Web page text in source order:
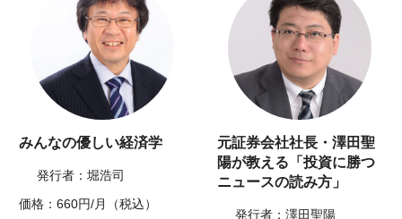
みんなの優しい経済学
発行者：堀浩司
価格：660円/月（税込）
元証券会社社長・澤田聖
陽が教える「投資に勝つ
ニュースの読み方」
発行者：澤田聖陽